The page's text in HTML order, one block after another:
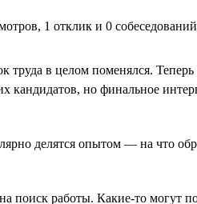
1 отклик и 0
в целом поменялся.
кандидатов, но финальное
делятся опытом — на что
поиск работы. Какие-то